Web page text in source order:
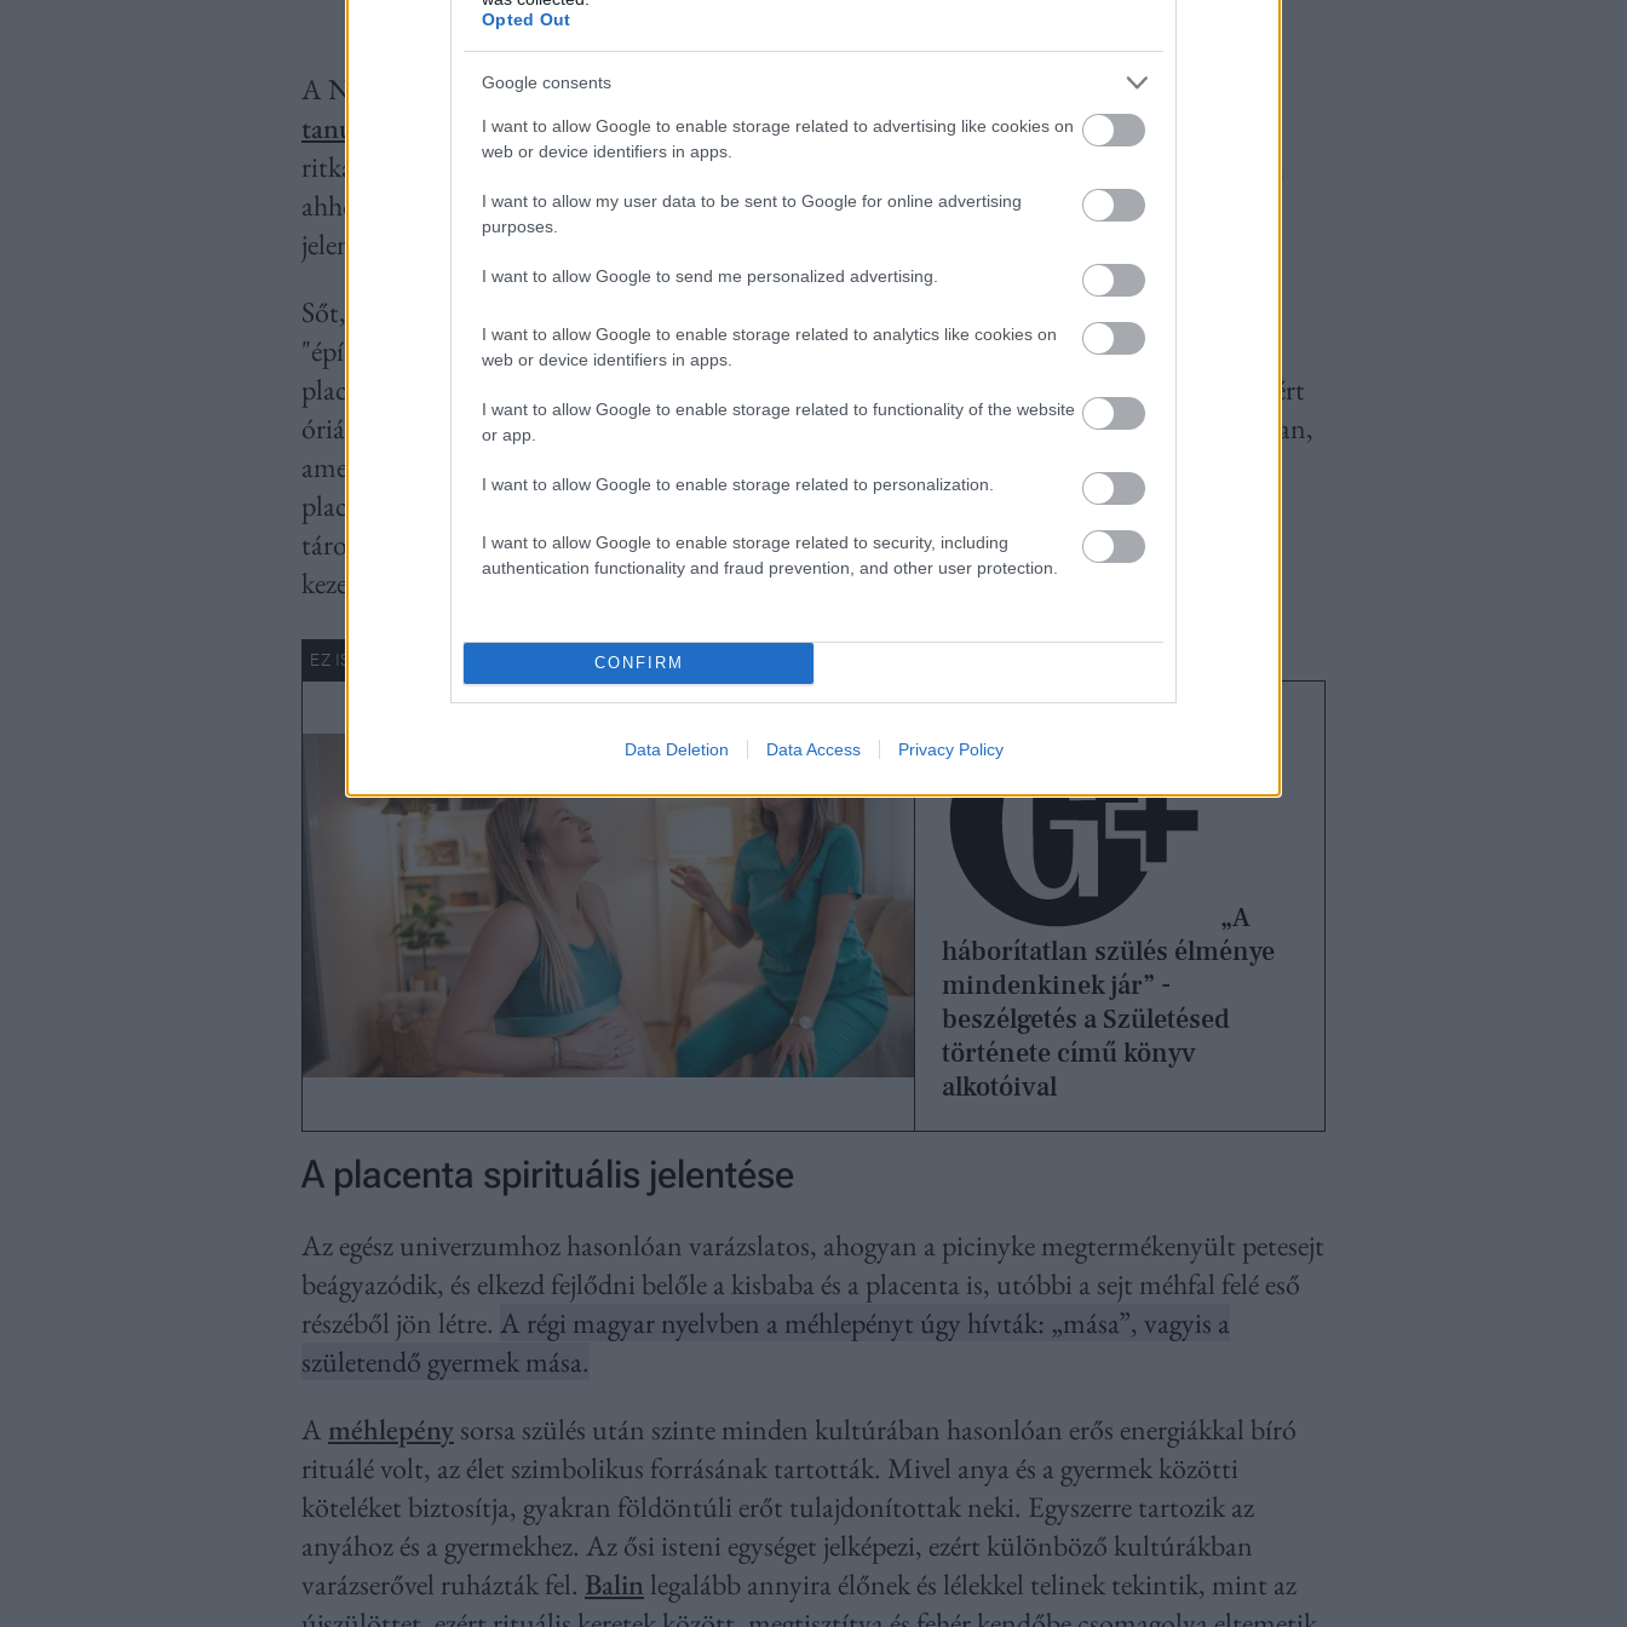
Opted Out
Google consents
I want to allow Google to enable storage related to advertising like cookies on
web or device identifiers in apps.
I want to allow my user data to be sent to Google for online advertising
purposes.
I want to allow Google to send me personalized advertising.
I want to allow Google to enable storage related to analytics like cookies on
web or device identifiers in apps.
I want to allow Google to enable storage related to functionality of the website
or app.
I want to allow Google to enable storage related to personalization.
I want to allow Google to enable storage related to security, including
authentication functionality and fraud prevention, and other user protection.
CONFIRM
Data Deletion Data Access Privacy Policy
A Nemzetközi Epidemiológiai Folyóirat (International Journal of Epidemiology) egyik
tanulmánya
szerint jellemzően a vizsgált 50 feletti nők csoportjában azt észlelték, hogy
ritkábban fordult elő náluk szív- és érrendszeri probléma, daganatos betegség, Alzheimer,
ahhoz a kutatási csoporthoz képest, akik szervezetében nem találtak ilyen DNS-t. A
jelenséget mikromerizmusnak hívják, melyben a placentának kulcsszerepe van.
Sőt, e szerv az őssejtkutatás területén is egyre nagyobb figyelmet kap. Ezek az őssejtek
"építőkockák", amelyekből a test különböző szövetei és szervei kialakulhatnak. Például a
placenta őssejtjei segíthetnek csont, porc, izom vagy akár idegsejtek létrehozásában is. Ezért
óriási lehetőséget jelentenek az orvostudományban, különösen a regeneratív gyógyászatban,
amely a sérült szövetek helyreállításával foglalkozik. Ha az édesanya hozzájárul, a
placentából és a köldökzsinórból az őssejteket speciális technikákkal gyűjtik ki, majd
tárolják. Ezek az őssejtek akár évekkel később is felhasználhatók különféle betegségek
kezelésére.
háborítatlan szülés élménye
mindenkinek jár” -
beszélgetés a Születésed
története című könyv
alkotóival
A placenta spirituális jelentése
Az egész univerzumhoz hasonlóan varázslatos, ahogyan a picinyke megtermékenyült petesejt
beágyazódik, és elkezd fejlődni belőle a kisbaba és a placenta is, utóbbi a sejt méhfal felé eső
részéből jön létre. A régi magyar nyelvben a méhlepényt úgy hívták: „mása”, vagyis a
születendő gyermek mása.
A méhlepénysorsa szülés után szinte minden kultúrában hasonlóan erős energiákkal bíró
rituálé volt, az élet szimbolikus forrásának tartották. Mivel anya és a gyermek közötti
köteléket biztosítja, gyakran földöntúli erőt tulajdonítottak neki. Egyszerre tartozik az
anyához és a gyermekhez. Az ősi isteni egységet jelképezi, ezért különböző kultúrákban
varázserővel ruházták fel. Balin legalább annyira élőnek és lélekkel telinek tekintik, mint az